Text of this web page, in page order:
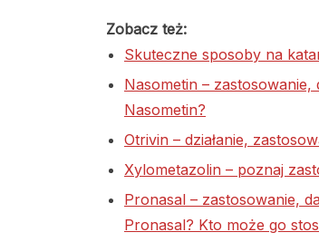
Zobacz też:
Skuteczne sposoby na
Nasometin –
Nasometin?
Otrivin – działanie,
Xylometazolin – poznaj
Pronasal – zastosowanie,
Pronasal? Kto może go